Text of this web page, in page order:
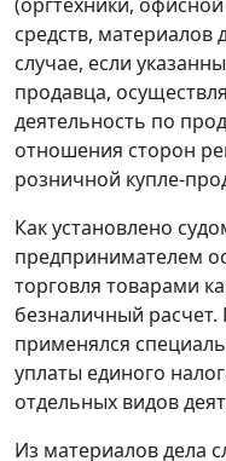
(оргтехники,
средств, материалов
случае, если
продавца,
деятельность по
отношения сторон
розничной купле-
Как установлено
предпринимателем
торговля товарами
безналичный
применялся
уплаты единого
отдельных видов
Из материалов дела